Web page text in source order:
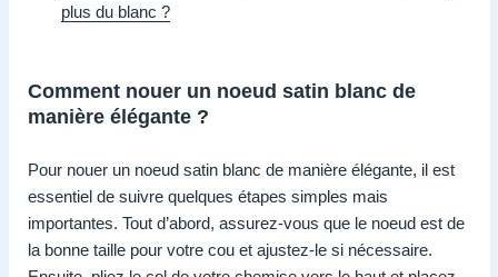
plus du blanc ?
Comment nouer un noeud satin blanc de
manière élégante ?
Pour nouer un noeud satin blanc de manière élégante, il est
essentiel de suivre quelques étapes simples mais
importantes. Tout d’abord, assurez-vous que le noeud est de
la bonne taille pour votre cou et ajustez-le si nécessaire.